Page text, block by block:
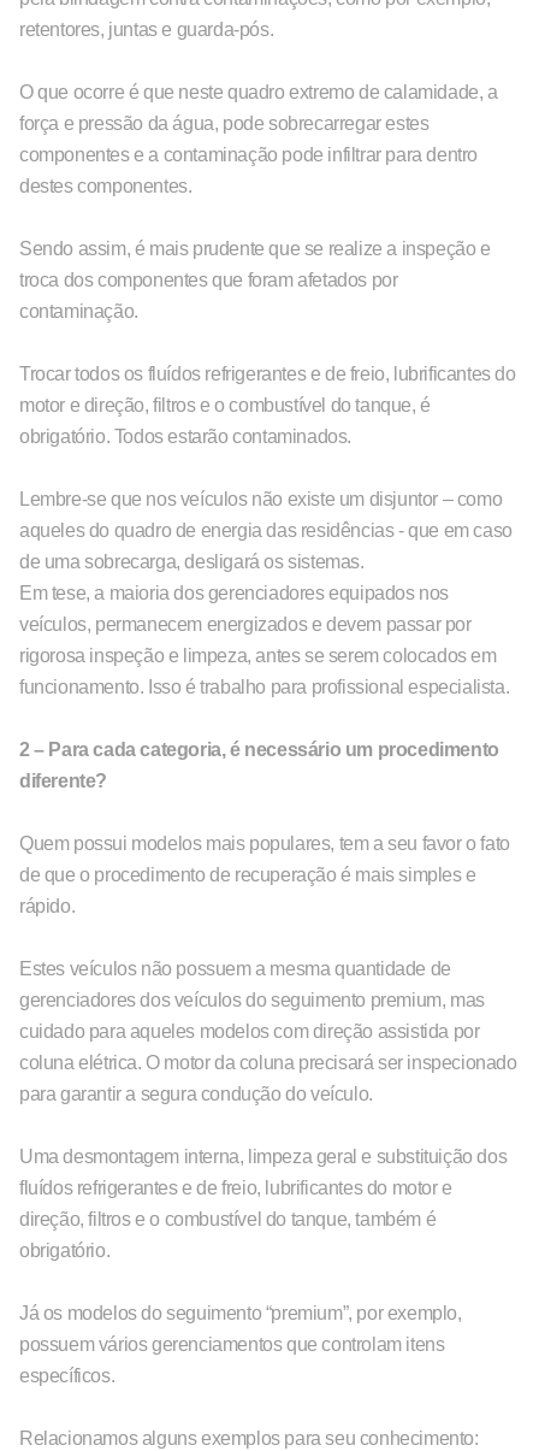
retentores, juntas e guarda-pós.
O que ocorre é que neste quadro extremo de calamidade, a
força e pressão da água, pode sobrecarregar estes
componentes e a contaminação pode infiltrar para dentro
destes componentes.
Sendo assim, é mais prudente que se realize a inspeção e
troca dos componentes que foram afetados por
contaminação.
Trocar todos os fluídos refrigerantes e de freio, lubrificantes do
motor e direção, filtros e o combustível do tanque, é
obrigatório. Todos estarão contaminados.
Lembre-se que nos veículos não existe um disjuntor – como
aqueles do quadro de energia das residências - que em caso
de uma sobrecarga, desligará os sistemas.
Em tese, a maioria dos gerenciadores equipados nos
veículos, permanecem energizados e devem passar por
rigorosa inspeção e limpeza, antes se serem colocados em
funcionamento. Isso é trabalho para profissional especialista.
2 – Para cada categoria, é necessário um procedimento
diferente?
Quem possui modelos mais populares, tem a seu favor o fato
de que o procedimento de recuperação é mais simples e
rápido.
Estes veículos não possuem a mesma quantidade de
gerenciadores dos veículos do seguimento premium, mas
cuidado para aqueles modelos com direção assistida por
coluna elétrica. O motor da coluna precisará ser inspecionado
para garantir a segura condução do veículo.
Uma desmontagem interna, limpeza geral e substituição dos
fluídos refrigerantes e de freio, lubrificantes do motor e
direção, filtros e o combustível do tanque, também é
obrigatório.
Já os modelos do seguimento “premium”, por exemplo,
possuem vários gerenciamentos que controlam itens
específicos.
Relacionamos alguns exemplos para seu conhecimento: